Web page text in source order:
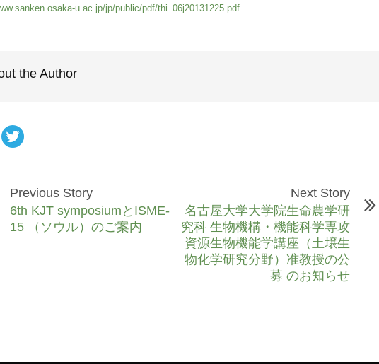
u.ac.jp/jp/public/pdf/thi_06j20131225.pdf
the Author
Previous Story
6th KJT symposiumとISME-
15 （ソウル）のご案内
Next Story
名古屋大学大学院生命農学研
究科 生物機構・機能科学専攻
資源生物機能学講座（土壌生
物化学研究分野）准教授の公
募 のお知らせ